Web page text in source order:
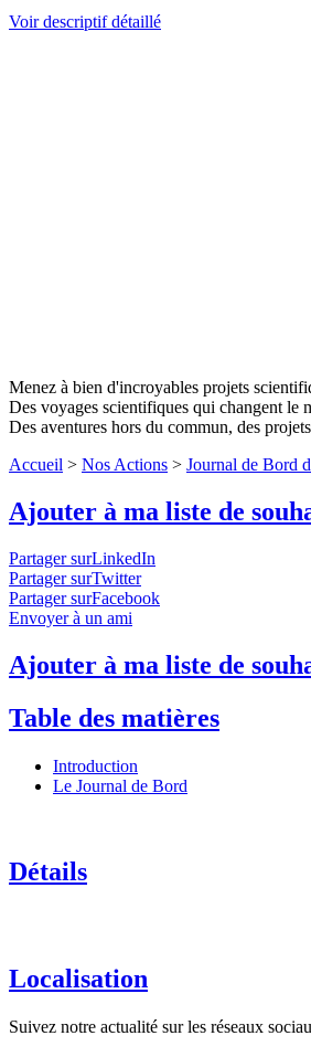
Voir descriptif détaillé
Menez à bien d'incroyables projets
Des voyages scientifiques qui changent le
Des aventures hors du commun, des
Accueil > Nos Actions > Journal de Bord
Ajouter à ma liste de
Partager surLinkedIn
Partager surTwitter
Partager surFacebook
Envoyer à un ami
Ajouter à ma liste de
Table des matières
Introduction
Le Journal de Bord
Détails
Localisation
Suivez notre actualité sur les réseaux